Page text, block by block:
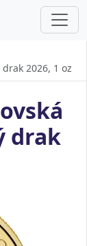
2026, 1 oz
drak